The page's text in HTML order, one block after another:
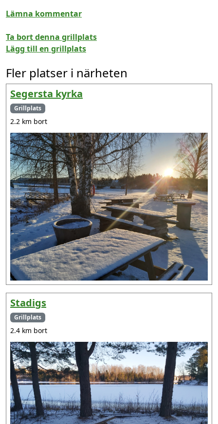
Lämna kommentar
Ta bort denna grillplats
Lägg till en grillplats
Fler platser i närheten
Segersta kyrka
Grillplats
2.2 km bort
Stadigs
Grillplats
2.4 km bort